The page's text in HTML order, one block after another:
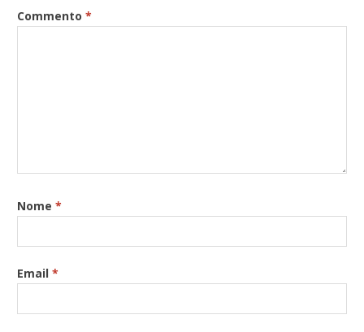
Commento*
Nome*
Email*